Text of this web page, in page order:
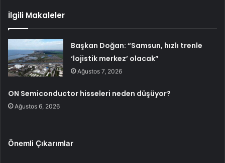
İlgili Makaleler
Başkan Doğan: “Samsun, hızlı trenle
‘lojistik merkez’ olacak”
Ağustos 7, 2026
ON Semiconductor hisseleri neden düşüyor?
Ağustos 6, 2026
Önemli Çıkarımlar